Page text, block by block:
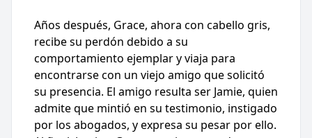
Años después, Grace, ahora con cabello gris,
recibe su perdón debido a su
comportamiento ejemplar y viaja para
encontrarse con un viejo amigo que solicitó
su presencia. El amigo resulta ser Jamie, quien
admite que mintió en su testimonio, instigado
por los abogados, y expresa su pesar por ello.